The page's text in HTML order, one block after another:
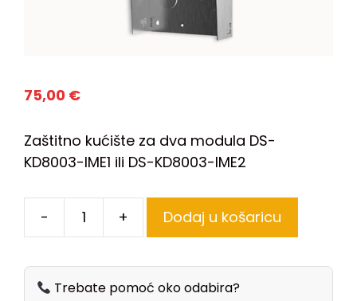
75,00 €
Zaštitno kućište za dva modula DS-
KD8003-IME1 ili DS-KD8003-IME2
- + Dodaj u košaricu
Trebate pomoć oko odabira?